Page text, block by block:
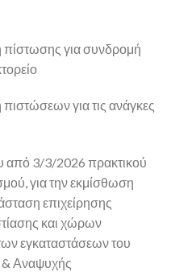
πίστωσης για συνδρομή
πιστώσεων για τις ανάγκες
από 3/3/2026 πρακτικού
για την εκμίσθωση
επιχείρησης
και χώρων
εγκαταστάσεων του
& Αναψυχής